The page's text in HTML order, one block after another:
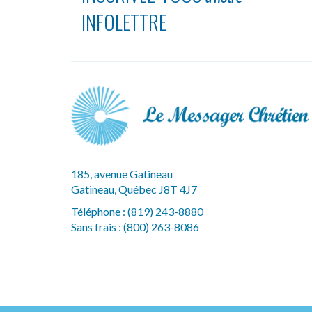
INFOLETTRE
185, avenue Gatineau
Gatineau, Québec J8T 4J7
Téléphone : (819) 243-8880
Sans frais : (800) 263-8086